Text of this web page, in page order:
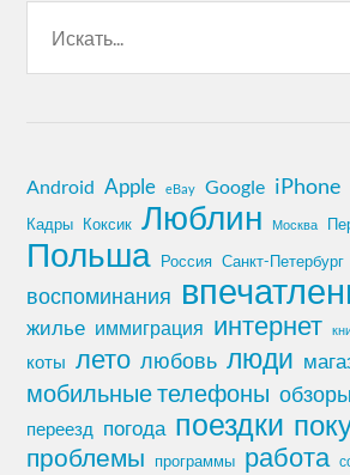
Android Apple eBay Google iPhone
Кадры Коксик Люблин Москва
Польша Россия Санкт-Петербург
воспоминания
жилье иммиграция интернет
коты лето любовь люди
мобильные телефоны обзоры
переезд погода поездки
проблемы программы работа